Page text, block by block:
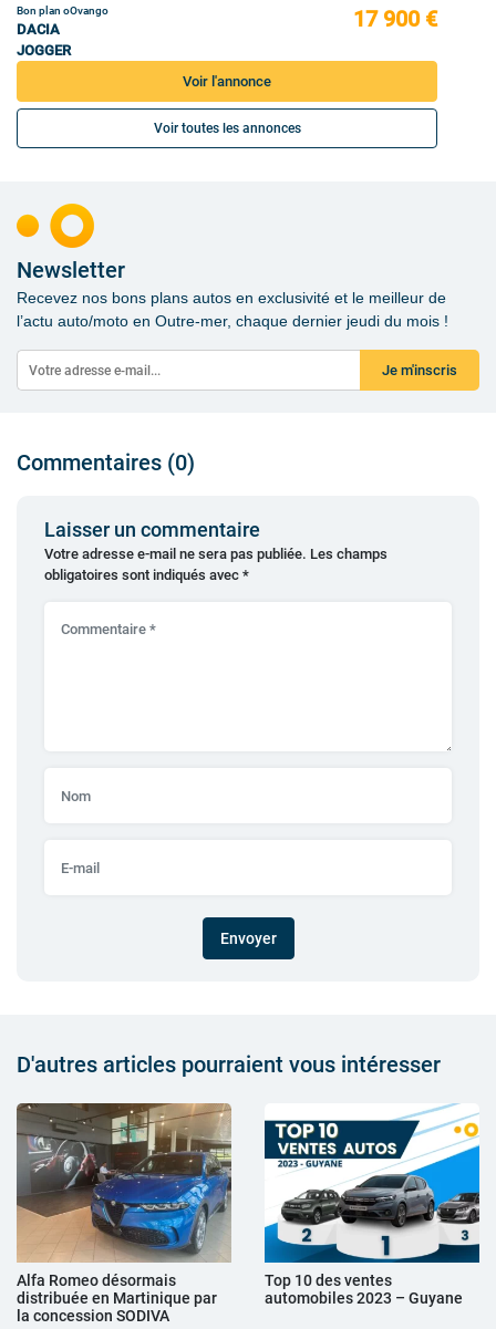
Bon plan oOvango
DACIA
JOGGER
17 900 €
Voir l'annonce
Voir toutes les annonces
Newsletter
Recevez nos bons plans autos en exclusivité et le meilleur de
l’actu auto/moto en Outre-mer, chaque dernier jeudi du mois !
Je m'inscris
Commentaires (0)
Laisser un commentaire
Votre adresse e-mail ne sera pas publiée. Les champs
obligatoires sont indiqués avec *
Envoyer
D'autres articles pourraient vous intéresser
Alfa Romeo désormais
distribuée en Martinique par
la concession SODIVA
Top 10 des ventes
automobiles 2023 – Guyane